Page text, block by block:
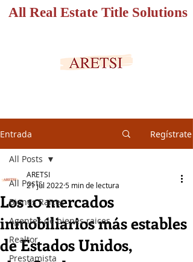
All Real Estate Title Solutions
Entrada Regístrate
All Posts
Bienes Raices
Agentes de bienes raices
Realtor
Prestamista
All Posts
Los 10 mercados
inmobiliarios más estables
de Estados Unidos,
ARETSI
21 jul 2022 5 min de lectura